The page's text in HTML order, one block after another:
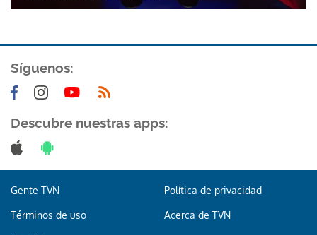
Síguenos:
Descubre nuestras apps:
Gente TVN Política de privacidad
Términos de uso Acerca de TVN